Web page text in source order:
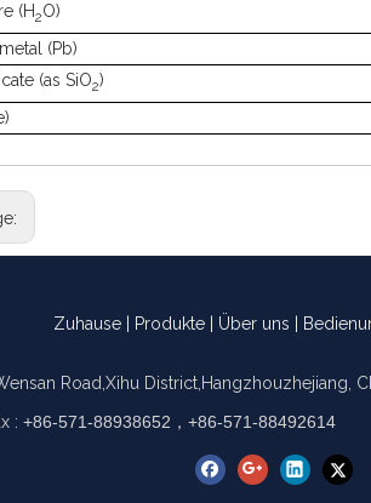
(H2O)
(Pb)
(as SiO2)
Zuhause Produkte Über uns
Road,Xihu
: +86-571-88938652，+86-571-88492614